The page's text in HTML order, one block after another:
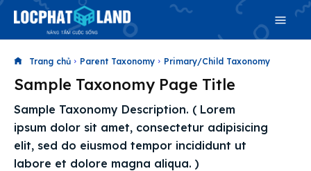
Search
Search
Phiên bản cập nhật V3
& tìm kiếm nhanh chóng hơn
Trang chủ Parent Taxonomy Primary/Child Taxonomy
Sample Taxonomy Page Title
Sample Taxonomy Description. ( Lorem
ipsum dolor sit amet, consectetur adipisicing
elit, sed do eiusmod tempor incididunt ut
labore et dolore magna aliqua. )